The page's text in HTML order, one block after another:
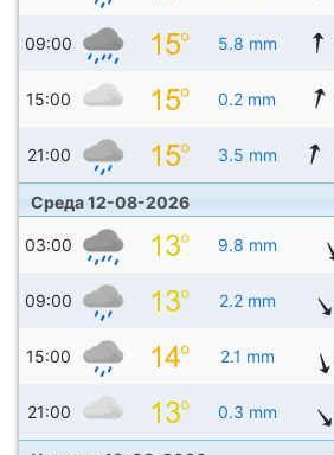
09:00 5.8 mm
15:00 0.2 mm
21:00 3.5 mm
Среда 12-08-2026
03:00 9.8 mm
09:00 2.2 mm
15:00 2.1 mm
21:00 0.3 mm